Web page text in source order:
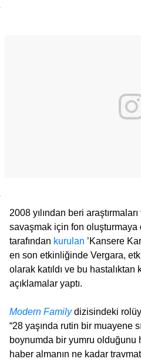
2008 yılından beri
savaşmak için fon oluşturmaya
tarafından kurulan ’Kansere
en son etkinliğinde Vergara,
olarak katıldı ve bu hastalıktan
açıklamalar yaptı.
Modern Familydizisindeki
“28 yaşında rutin bir muayene
boynumda bir yumru olduğunu
haber almanın ne kadar